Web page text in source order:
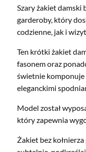
Szary żakiet damski
garderoby, który
codzienne, jak i
Ten krótki żakiet
fasonem oraz
świetnie komponuje
eleganckimi
Model został
który zapewnia
Żakiet bez